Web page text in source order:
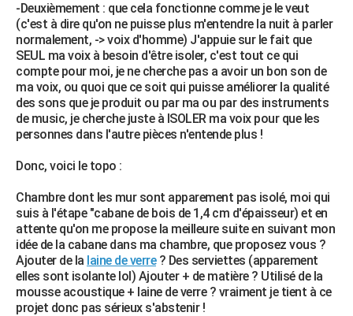
Bricolage
Lifestyle
Culture
Sport
Auto
Television
Voyage
Cinema
-Deuxièmement : que cela fonctionne comme je le veut
(c'est à dire qu'on ne puisse plus m'entendre la nuit à parler
normalement, -> voix d'homme) J'appuie sur le fait que
SEUL ma voix à besoin d'être isoler, c'est tout ce qui
compte pour moi, je ne cherche pas a avoir un bon son de
ma voix, ou quoi que ce soit qui puisse améliorer la qualité
des sons que je produit ou par ma ou par des instruments
de music, je cherche juste à ISOLER ma voix pour que les
personnes dans l'autre pièces n'entende plus !
Donc, voici le topo :
Chambre dont les mur sont apparement pas isolé, moi qui
suis à l'étape "cabane de bois de 1,4 cm d'épaisseur) et en
attente qu'on me propose la meilleure suite en suivant mon
idée de la cabane dans ma chambre, que proposez vous ?
Ajouter de la laine de verre? Des serviettes (apparement
elles sont isolante lol) Ajouter + de matière ? Utilisé de la
mousse acoustique + laine de verre ? vraiment je tient à ce
projet donc pas sérieux s'abstenir !